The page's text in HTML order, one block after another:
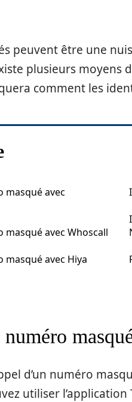
peuvent être une
plusieurs moyens
comment les
avec
avec Whoscall
avec Hiya
d’un numéro
utiliser